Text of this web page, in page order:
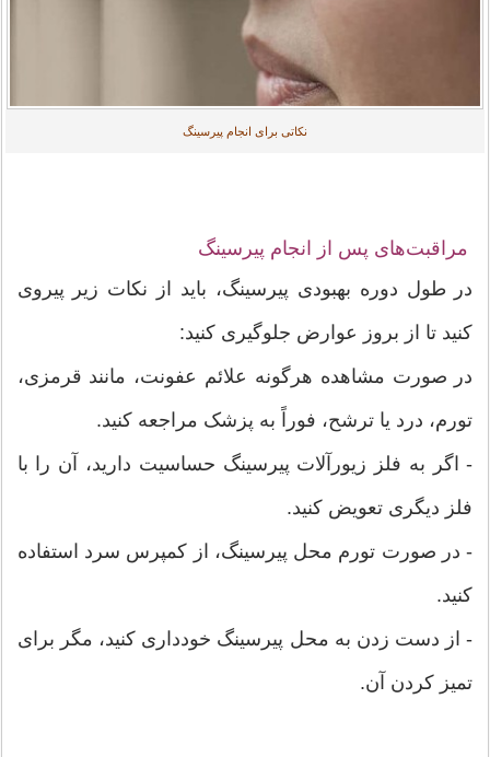
نکاتی برای انجام پیرسینگ
مراقبت‌های پس از انجام پیرسینگ
در طول دوره بهبودی پیرسینگ، باید از نکات زیر پیروی
کنید تا از بروز عوارض جلوگیری کنید:
در صورت مشاهده هرگونه علائم عفونت، مانند قرمزی،
تورم، درد یا ترشح، فوراً به پزشک مراجعه کنید.
- اگر به فلز زیورآلات پیرسینگ حساسیت دارید، آن را با
فلز دیگری تعویض کنید.
- در صورت تورم محل پیرسینگ، از کمپرس سرد استفاده
کنید.
- از دست زدن به محل پیرسینگ خودداری کنید، مگر برای
تمیز کردن آن.